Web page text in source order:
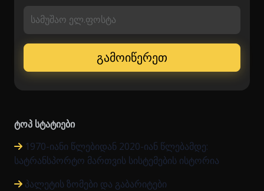
სამუშაო ელ.ფოსტა
ტოპ სტატიები
1970-იანი წლებიდან 2020-იან წლებამდე:
სატრანსპორტო მართვის სისტემების ისტორია
პალეტის ზომები და გაბარიტები